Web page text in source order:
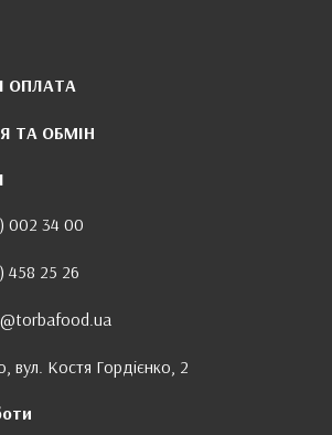
ОПЛАТА
ТА ОБМІН
002 34 00
458 25 26
вул. Костя Гордієнко, 2